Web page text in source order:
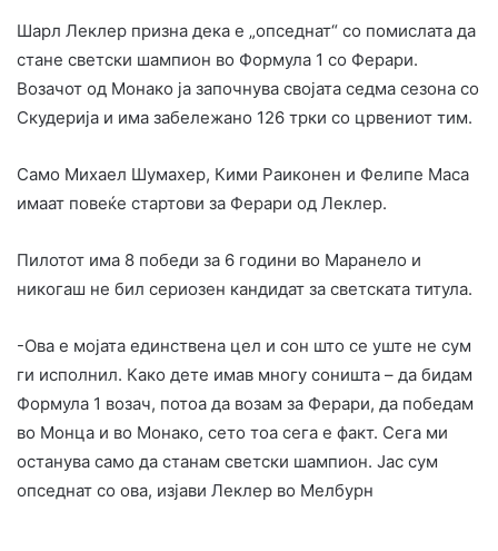
Шарл Леклер призна дека е „опседнат“ со помислата да
стане светски шампион во Формула 1 со Ферари.
Возачот од Монако ја започнува својата седма сезона со
Скудерија и има забележано 126 трки со црвениот тим.
Само Михаел Шумахер, Кими Раиконен и Фелипе Маса
имаат повеќе стартови за Ферари од Леклер.
Пилотот има 8 победи за 6 години во Маранело и
никогаш не бил сериозен кандидат за светската титула.
-Ова е мојата единствена цел и сон што се уште не сум
ги исполнил. Како дете имав многу соништа – да бидам
Формула 1 возач, потоа да возам за Ферари, да победам
во Монца и во Монако, сето тоа сега е факт. Сега ми
останува само да станам светски шампион. Јас сум
опседнат со ова, изјави Леклер во Мелбурн